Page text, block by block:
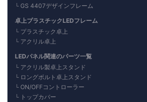
GS 4407デザインフレーム
卓上プラスチックLEDフレーム
プラスチック卓上
アクリル卓上
LEDパネル関連のパーツ一覧
アクリル製卓上スタンド
ロングボルト卓上スタンド
ON/OFFコントローラー
トップカバー